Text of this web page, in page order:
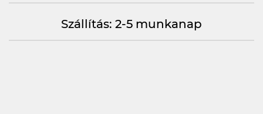
Szállítás: 2-5 munkanap